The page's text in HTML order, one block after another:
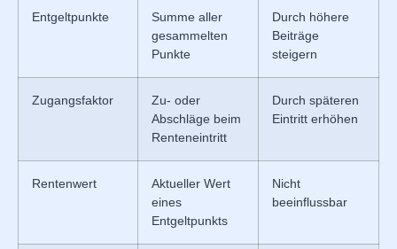
Entgeltpunkte
Summe aller
gesammelten
Punkte
Durch höhere
Beiträge
steigern
Zugangsfaktor
Zu- oder
Abschläge beim
Renteneintritt
Durch späteren
Eintritt erhöhen
Rentenwert
Aktueller Wert
eines
Entgeltpunkts
Nicht
beeinflussbar